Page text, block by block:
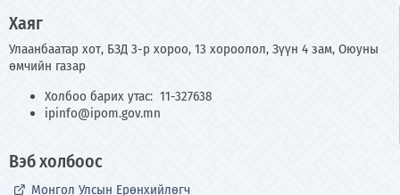
Хаяг
Улаанбаатар хот, БЗД 3-р хороо, 13 хороолол, Зүүн 4 зам, Оюуны
өмчийн газар
Холбоо барих утас: 11-327638
ipinfo@ipom.gov.mn
Вэб холбоос
Монгол Улсын Ерөнхийлөгч